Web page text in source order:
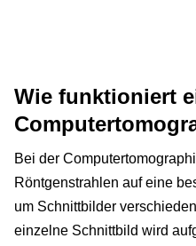
Wie funktioniert
Bei der
Röntgenstrahlen auf eine
um Schnittbilder
einzelne Schnittbild wird